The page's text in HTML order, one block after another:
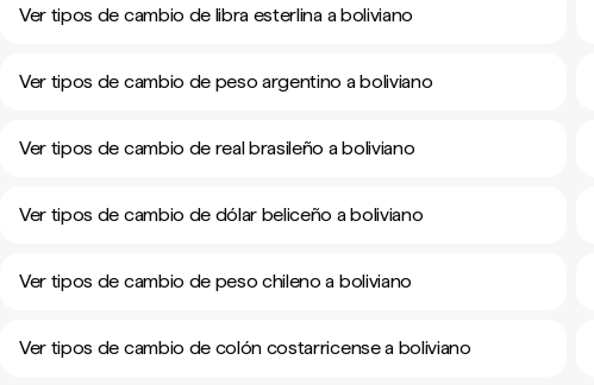
Ver tipos de cambio de libra esterlina a boliviano
Ver tipos de cambio de peso argentino a boliviano
Ver tipos de cambio de real brasileño a boliviano
Ver tipos de cambio de dólar beliceño a boliviano
Ver tipos de cambio de peso chileno a boliviano
Ver tipos de cambio de colón costarricense a boliviano